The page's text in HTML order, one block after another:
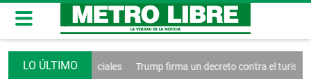
de las redes sociales Trump firma un decreto contra el turismo